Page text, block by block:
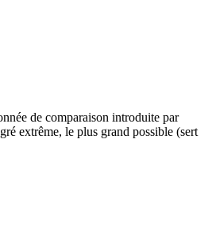
de comparaison introduite par
extrême, le plus grand possible (sert